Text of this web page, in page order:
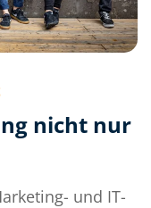
nicht nur
und IT-